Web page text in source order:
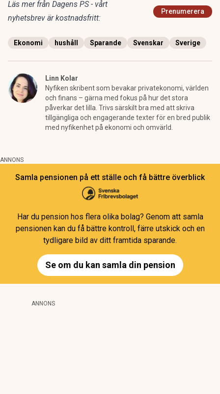
Läs mer från Dagens PS - vårt
nyhetsbrev är kostnadsfritt:
Prenumerera
Ekonomi hushåll Sparande Svenskar Sverige
Linn Kolar
Nyfiken skribent som bevakar privatekonomi, världen
och finans – gärna med fokus på hur det stora
påverkar det lilla. Trivs särskilt bra med att skriva
tillgängliga och engagerande texter för en bred publik
med nyfikenhet på ekonomi och omvärld.
ANNONS
Samla pensionen på ett ställe och få bättre överblick
Har du pension hos flera olika bolag? Genom att samla
pensionen kan du få bättre kontroll, färre utskick och en
tydligare bild av ditt framtida sparande.
Se om du kan samla din pension
ANNONS